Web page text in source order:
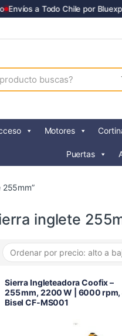
Envíos a Todo Chile por
Motores
Puertas
inglete
Sierra Ingleteadora Coofix –
255 mm, 2200 W | 6000 rpm,
Bisel CF‑MS001